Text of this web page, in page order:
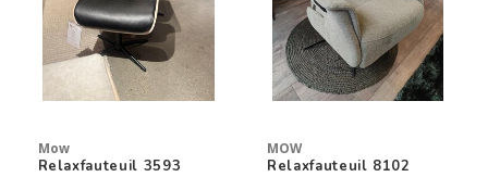
Mow
Relaxfauteuil 3593
MOW
Relaxfauteuil 8102